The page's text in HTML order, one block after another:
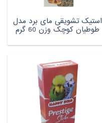
استیک تشویقی مای برد مدل
طوطیان کوچک وزن 60 گرم